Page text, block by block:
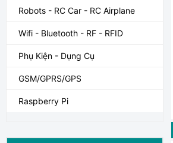
Robots - RC Car - RC Airplane
Wifi - Bluetooth - RF - RFID
Phụ Kiện - Dụng Cụ
GSM/GPRS/GPS
Raspberry Pi